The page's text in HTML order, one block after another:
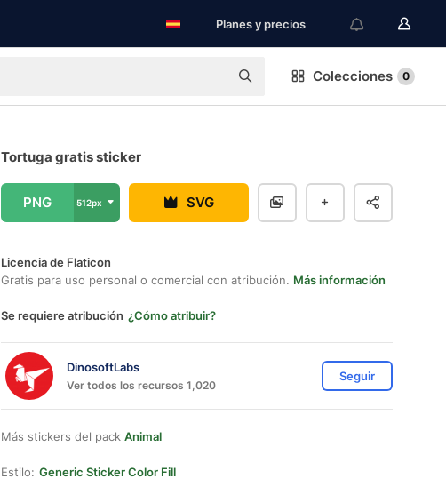
Planes y precios
Colecciones 0
Tortuga gratis sticker
PNG 512px SVG
Licencia de Flaticon
Gratis para uso personal o comercial con atribución. Más información
Se requiere atribución ¿Cómo atribuir?
DinosoftLabs
Ver todos los recursos 1,020
Seguir
Más stickers del pack Animal
Estilo: Generic Sticker Color Fill